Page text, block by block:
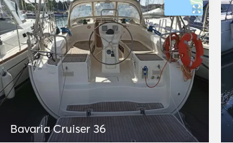
Bavaria Cruiser 36